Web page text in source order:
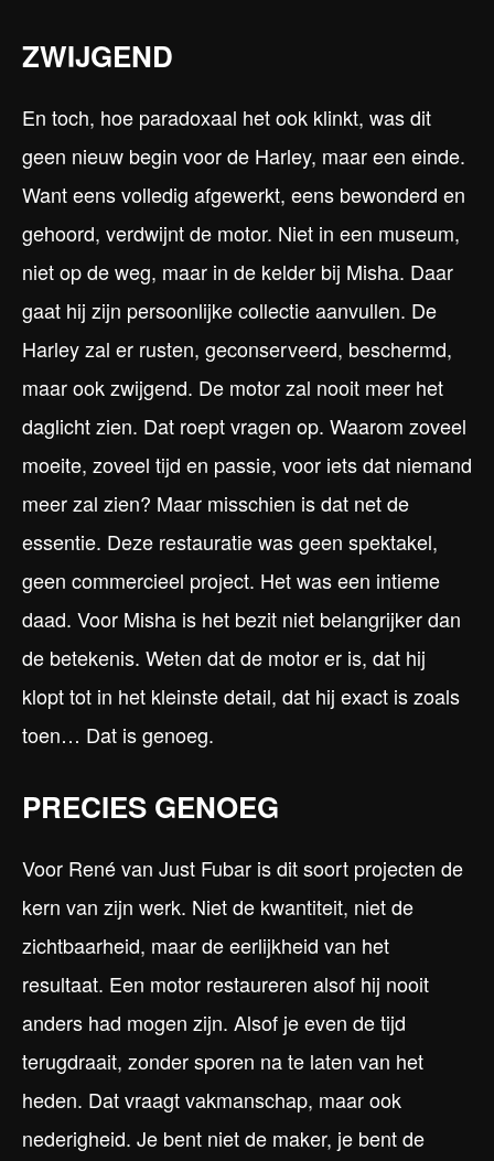
ZWIJGEND
En toch, hoe paradoxaal het ook klinkt, was dit
geen nieuw begin voor de Harley, maar een einde.
Want eens volledig afgewerkt, eens bewonderd en
gehoord, verdwijnt de motor. Niet in een museum,
niet op de weg, maar in de kelder bij Misha. Daar
gaat hij zijn persoonlijke collectie aanvullen. De
Harley zal er rusten, geconserveerd, beschermd,
maar ook zwijgend. De motor zal nooit meer het
daglicht zien. Dat roept vragen op. Waarom zoveel
moeite, zoveel tijd en passie, voor iets dat niemand
meer zal zien? Maar misschien is dat net de
essentie. Deze restauratie was geen spektakel,
geen commercieel project. Het was een intieme
daad. Voor Misha is het bezit niet belangrijker dan
de betekenis. Weten dat de motor er is, dat hij
klopt tot in het kleinste detail, dat hij exact is zoals
toen… Dat is genoeg.
PRECIES GENOEG
Voor René van Just Fubar is dit soort projecten de
kern van zijn werk. Niet de kwantiteit, niet de
zichtbaarheid, maar de eerlijkheid van het
resultaat. Een motor restaureren alsof hij nooit
anders had mogen zijn. Alsof je even de tijd
terugdraait, zonder sporen na te laten van het
heden. Dat vraagt vakmanschap, maar ook
nederigheid. Je bent niet de maker, je bent de